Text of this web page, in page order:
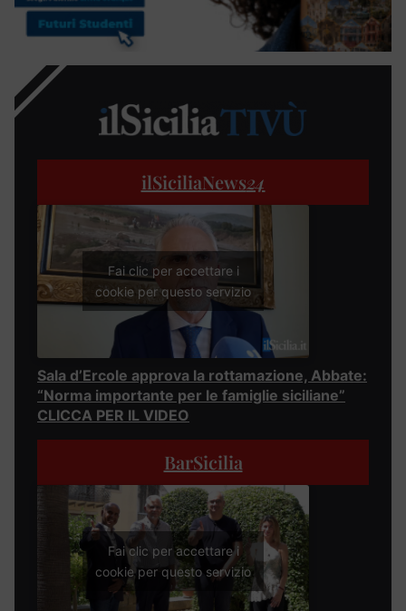
ilSiciliaNews24
Fai clic per accettare i
cookie per questo servizio
Sala d’Ercole approva la rottamazione, Abbate:
“Norma importante per le famiglie siciliane”
CLICCA PER IL VIDEO
BarSicilia
Fai clic per accettare i
cookie per questo servizio